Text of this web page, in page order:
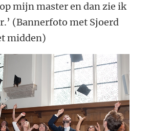
mijn master en dan zie ik
(Bannerfoto met Sjoerd
midden)